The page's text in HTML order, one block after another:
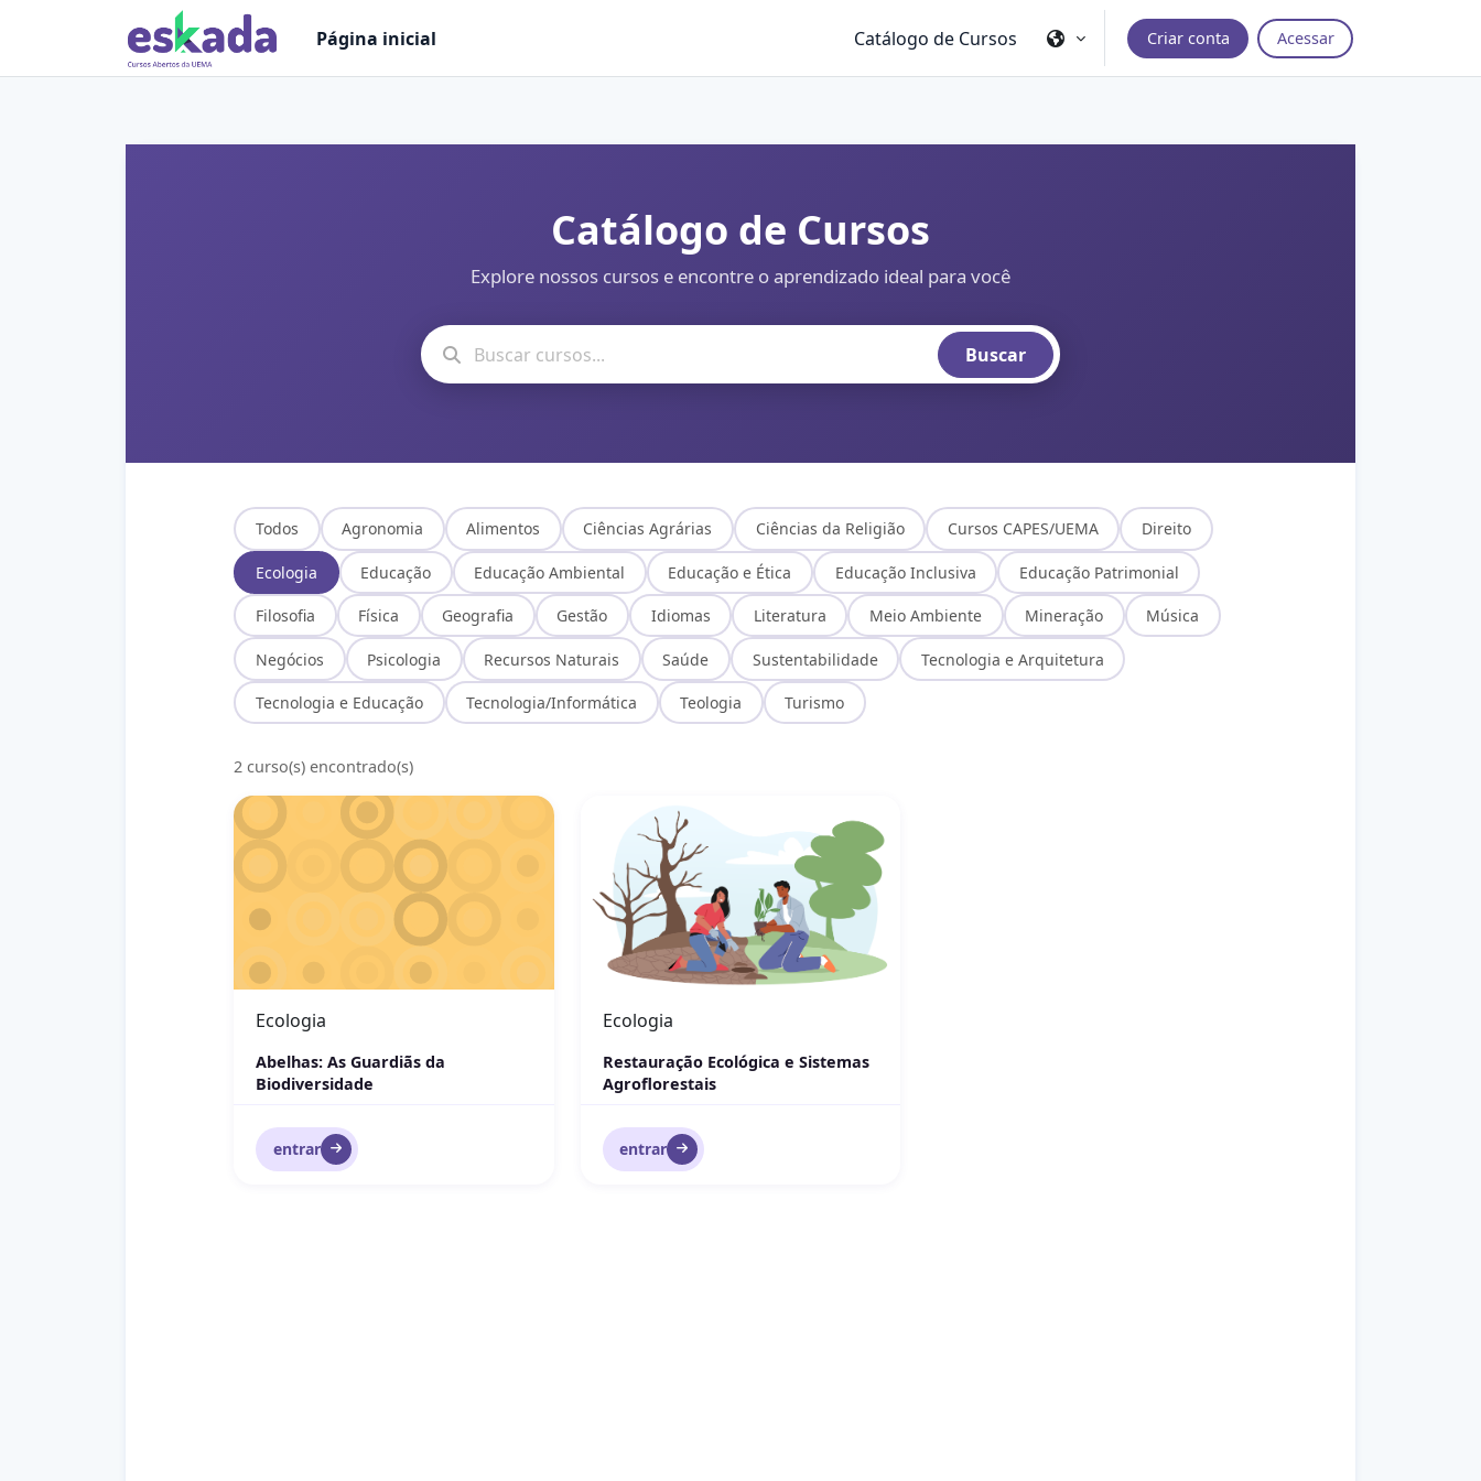
Ir para o conteúdo principal
Página inicial
Catálogo de Cursos Criar conta Acessar
Catálogo de Cursos
Explore nossos cursos e encontre o aprendizado ideal para você
Buscar
Todos Agronomia Alimentos Ciências Agrárias Ciências da Religião Cursos CAPES/UEMA Direito
Ecologia Educação Educação Ambiental Educação e Ética Educação Inclusiva Educação Patrimonial
Filosofia Física Geografia Gestão Idiomas Literatura Meio Ambiente Mineração Música
Negócios Psicologia Recursos Naturais Saúde Sustentabilidade Tecnologia e Arquitetura
Tecnologia e Educação Tecnologia/Informática Teologia Turismo
2 curso(s) encontrado(s)
Abelhas: As Guardiãs da Biodiversidade
Ecologia
Abelhas: As Guardiãs da
Biodiversidade
entrar
Restauração Ecológica e Sistemas Agroflorestais
Ecologia
Restauração Ecológica e Sistemas
Agroflorestais
entrar